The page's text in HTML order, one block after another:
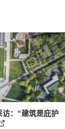
：“建筑是庇护